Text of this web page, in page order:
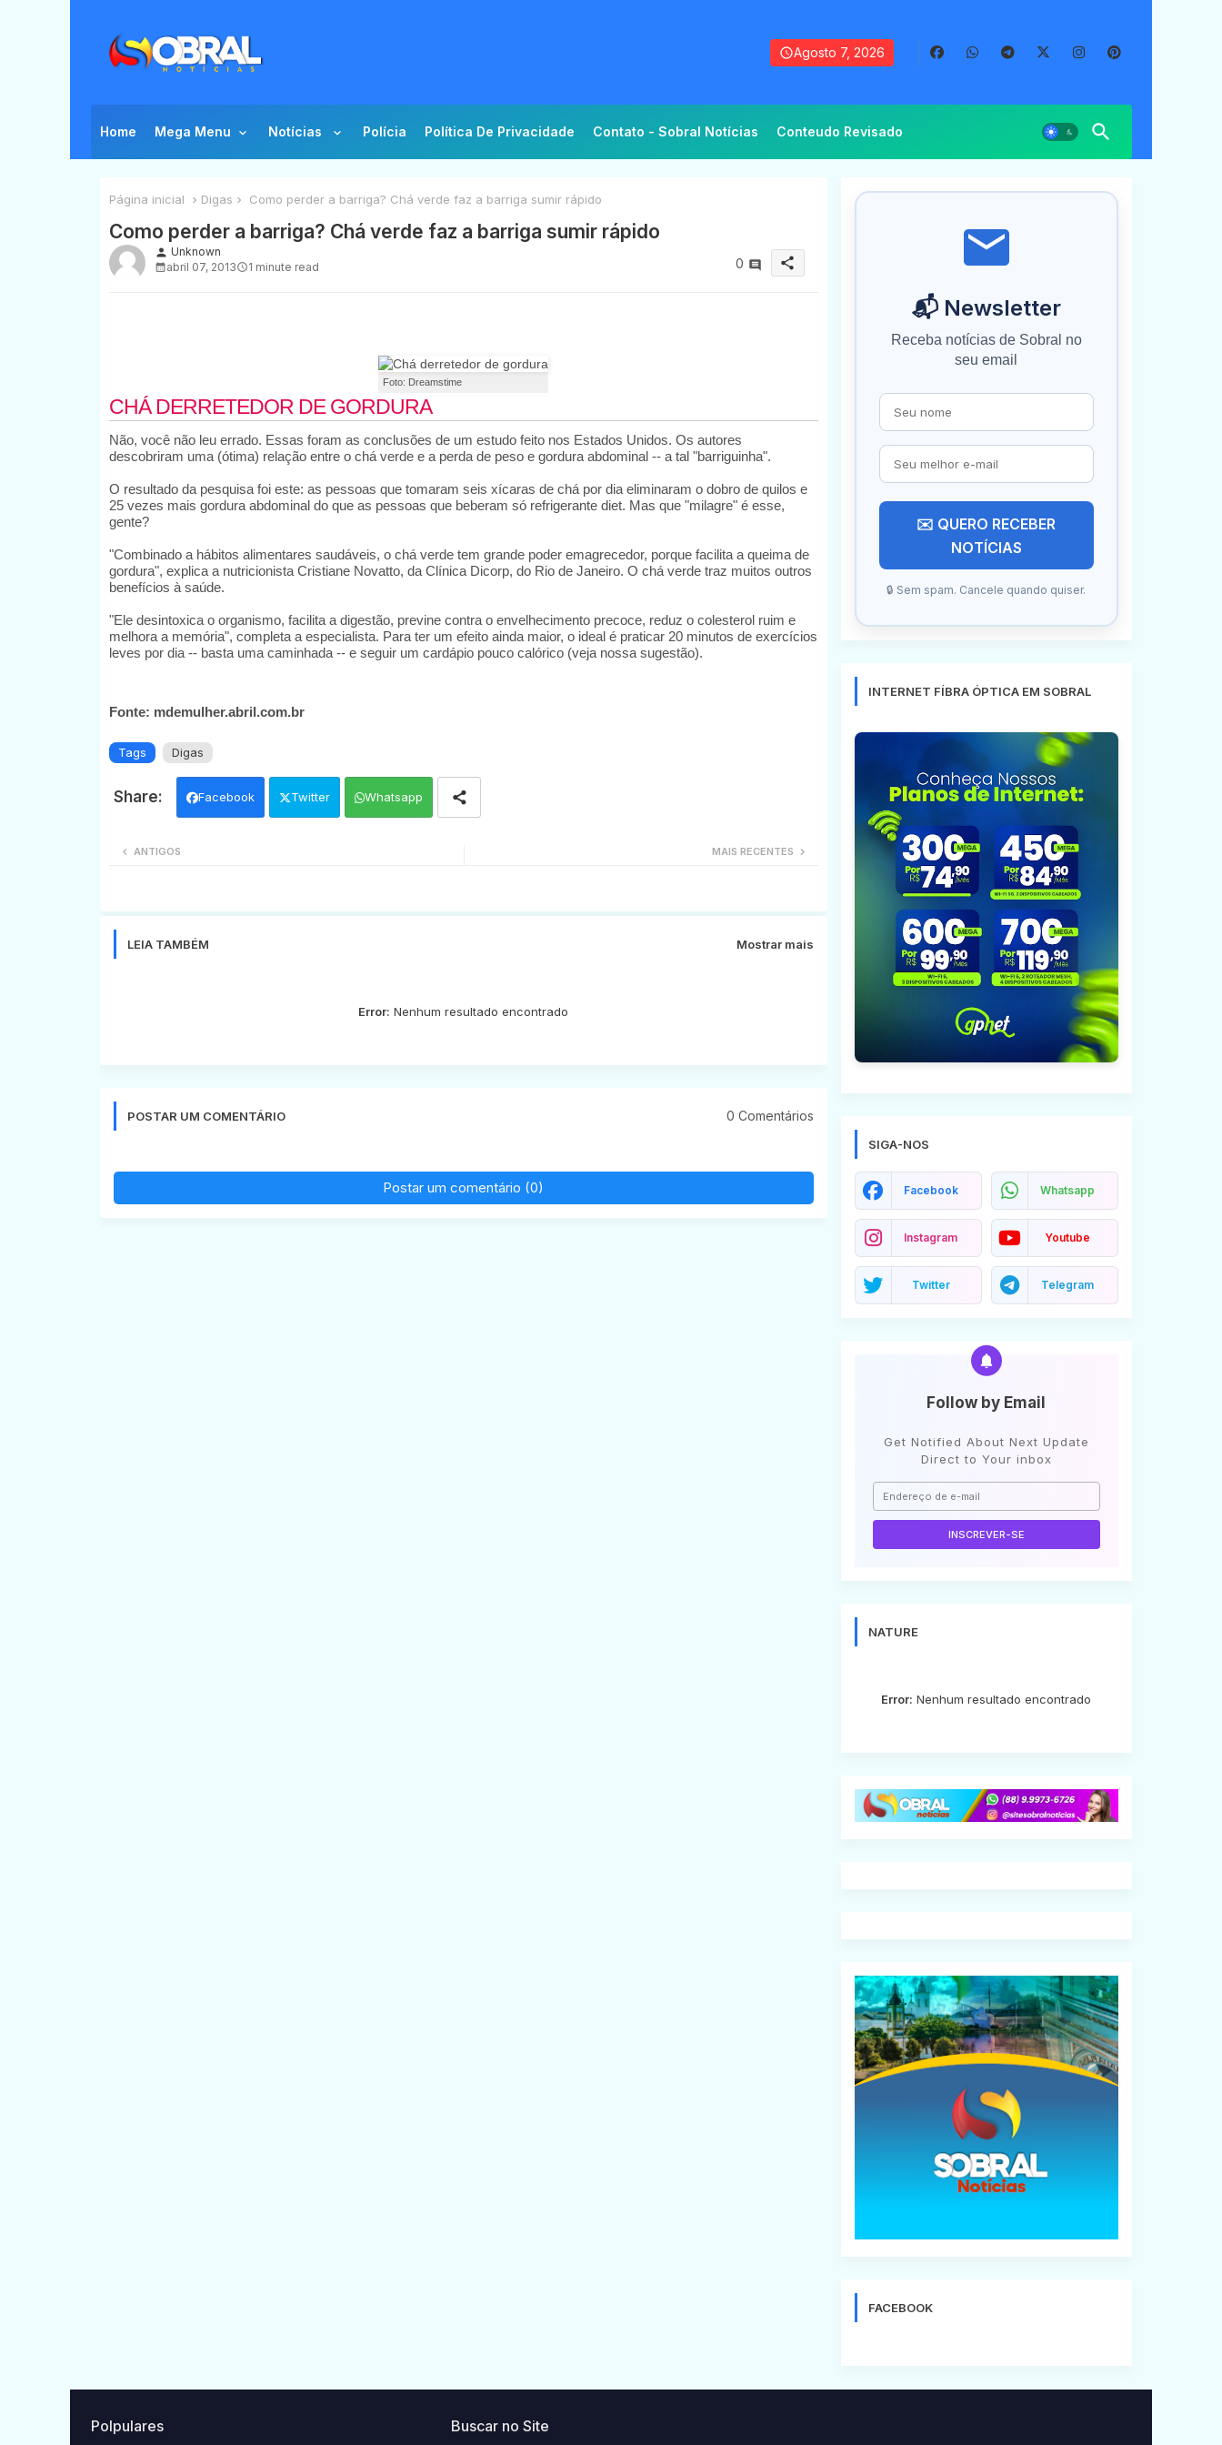
Agosto 7, 2026
Home Mega Menu Notícias Polícia Política De Privacidade Contato - Sobral Notícias Conteudo Revisado
Página inicial Digas Como perder a barriga? Chá verde faz a barriga sumir rápido
Como perder a barriga? Chá verde faz a barriga sumir rápido
person Unknown
abril 07, 2013
1 minute read 0 share
Foto: Dreamstime
CHÁ DERRETEDOR DE GORDURA
Não, você não leu errado. Essas foram as conclusões de um estudo feito nos Estados Unidos. Os autores
descobriram uma (ótima) relação entre o chá verde e a perda de peso e gordura abdominal -- a tal "barriguinha".
O resultado da pesquisa foi este: as pessoas que tomaram seis xícaras de chá por dia eliminaram o dobro de quilos e
25 vezes mais gordura abdominal do que as pessoas que beberam só refrigerante diet. Mas que "milagre" é esse,
gente?
"Combinado a hábitos alimentares saudáveis, o chá verde tem grande poder emagrecedor, porque facilita a queima de
gordura", explica a nutricionista Cristiane Novatto, da Clínica Dicorp, do Rio de Janeiro. O chá verde traz muitos outros
benefícios à saúde.
"Ele desintoxica o organismo, facilita a digestão, previne contra o envelhecimento precoce, reduz o colesterol ruim e
melhora a memória", completa a especialista. Para ter um efeito ainda maior, o ideal é praticar 20 minutos de exercícios
leves por dia -- basta uma caminhada -- e seguir um cardápio pouco calórico (veja nossa sugestão).
Fonte: mdemulher.abril.com.br
Tags Digas
Facebook Twitter Whatsapp
MAIS RECENTES
ANTIGOS
LEIA TAMBÉM Mostrar mais
Error: Nenhum resultado encontrado
POSTAR UM COMENTÁRIO 0 Comentários
Postar um comentário (0)
📬 Newsletter
Receba notícias de Sobral no
seu email
✉️ QUERO RECEBER
NOTÍCIAS
🔒 Sem spam. Cancele quando quiser.
INTERNET FÍBRA ÓPTICA EM SOBRAL
SIGA-NOS
Facebook Whatsapp
Instagram Youtube
Twitter Telegram
Follow by Email
Get Notified About Next Update
Direct to Your inbox
NATURE
Error: Nenhum resultado encontrado
FACEBOOK
Polpulares Buscar no Site